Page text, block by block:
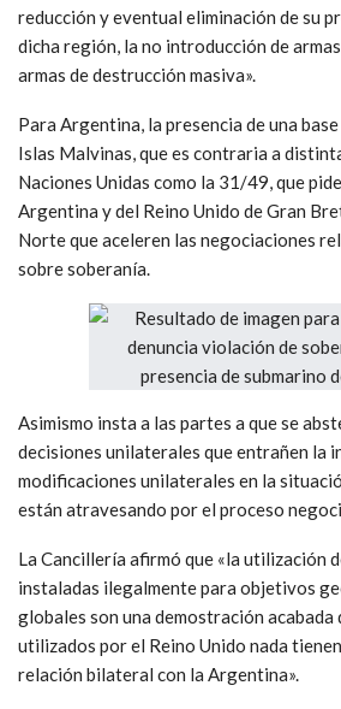
reducción y eventual eliminación de su
dicha región, la no introducción de
armas de destrucción masiva».
Para Argentina, la presencia de una
Islas Malvinas, que es contraria a
Naciones Unidas como la 31/49, que
Argentina y del Reino Unido de Gran
Norte que aceleren las negociaciones
sobre soberanía.
Asimismo insta a las partes a que se
decisiones unilaterales que entrañen la
modificaciones unilaterales en la
están atravesando por el proceso
La Cancillería afirmó que «la utilización
instaladas ilegalmente para objetivos
globales son una demostración acabada
utilizados por el Reino Unido nada
relación bilateral con la Argentina».